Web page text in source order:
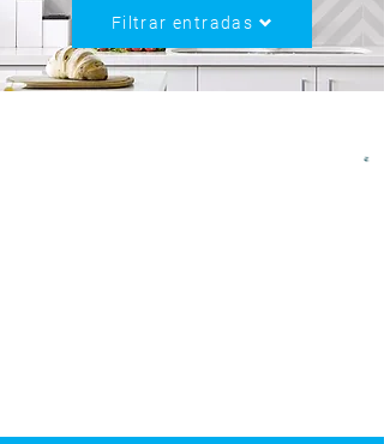
Filtrar entradas